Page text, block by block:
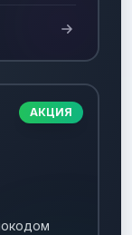
АКЦИЯ